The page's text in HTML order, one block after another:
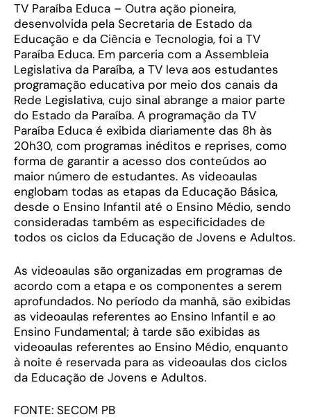
TV Paraíba Educa – Outra ação pioneira,
desenvolvida pela Secretaria de Estado da
Educação e da Ciência e Tecnologia, foi a TV
Paraíba Educa. Em parceria com a Assembleia
Legislativa da Paraíba, a TV leva aos estudantes
programação educativa por meio dos canais da
Rede Legislativa, cujo sinal abrange a maior parte
do Estado da Paraíba. A programação da TV
Paraíba Educa é exibida diariamente das 8h às
20h30, com programas inéditos e reprises, como
forma de garantir a acesso dos conteúdos ao
maior número de estudantes. As videoaulas
englobam todas as etapas da Educação Básica,
desde o Ensino Infantil até o Ensino Médio, sendo
consideradas também as especificidades de
todos os ciclos da Educação de Jovens e Adultos.
As videoaulas são organizadas em programas de
acordo com a etapa e os componentes a serem
aprofundados. No período da manhã, são exibidas
as videoaulas referentes ao Ensino Infantil e ao
Ensino Fundamental; à tarde são exibidas as
videoaulas referentes ao Ensino Médio, enquanto
à noite é reservada para as videoaulas dos ciclos
da Educação de Jovens e Adultos.
FONTE: SECOM PB